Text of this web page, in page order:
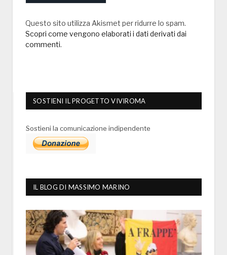
Questo sito utilizza Akismet per ridurre lo spam.
Scopri come vengono elaborati i dati derivati dai
commenti.
SOSTIENI IL PROGETTO VIVIROMA
Sostieni la comunicazione indipendente
IL BLOG DI MASSIMO MARINO